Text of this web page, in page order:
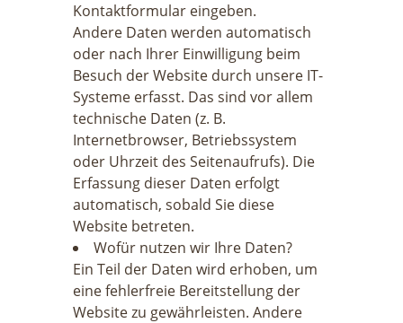
Kontaktformular eingeben.
Andere Daten werden automatisch
oder nach Ihrer Einwilligung beim
Besuch der Website durch unsere IT-
Systeme erfasst. Das sind vor allem
technische Daten (z. B.
Internetbrowser, Betriebssystem
oder Uhrzeit des Seitenaufrufs). Die
Erfassung dieser Daten erfolgt
automatisch, sobald Sie diese
Website betreten.
Wofür nutzen wir Ihre Daten?
Ein Teil der Daten wird erhoben, um
eine fehlerfreie Bereitstellung der
Website zu gewährleisten. Andere